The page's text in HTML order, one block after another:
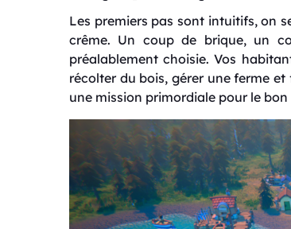
Les premiers pas sont intuitifs, on
crême. Un coup de brique, un
préalablement choisie. Vos
récolter du bois, gérer une ferme
une mission primordiale pour le